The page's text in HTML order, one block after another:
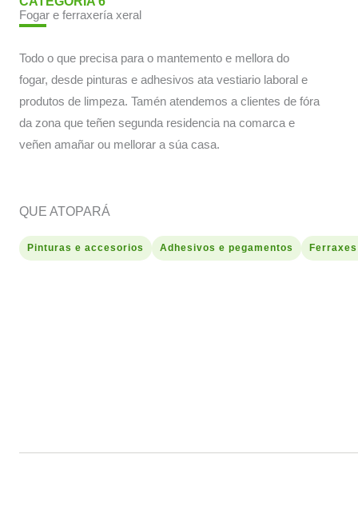
Fogar e ferraxería xeral
Todo o que precisa para o mantemento e mellora do
fogar, desde pinturas e adhesivos ata vestiario laboral e
produtos de limpeza. Tamén atendemos a clientes de fóra
da zona que teñen segunda residencia na comarca e
veñen amañar ou mellorar a súa casa.
QUE ATOPARÁ
Pinturas e accesorios Adhesivos e pegamentos